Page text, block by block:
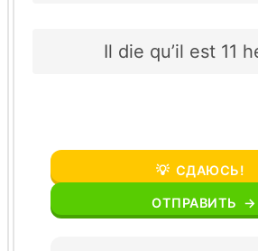
Il die qu’il est 11
💡 СДАЮСЬ!
ОТПРАВИТЬ →